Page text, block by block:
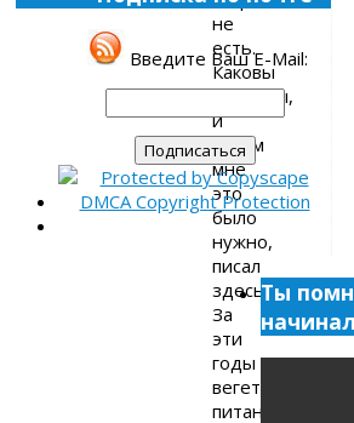
не
есть.
Каковы
причины,
и
зачем
мне
это
было
нужно,
писал
здесь.
За
эти
годы
вегетарианское
питание
Введите Ваш E-Mail:
Ты